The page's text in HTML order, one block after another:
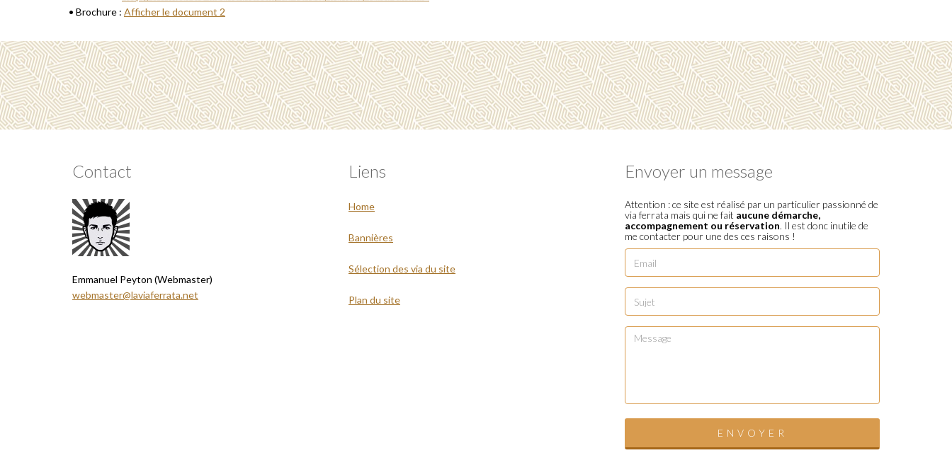
• Brochure : Afficher le document 2
Contact
Emmanuel Peyton (Webmaster)
webmaster@laviaferrata.net
Liens
Home
Bannières
Sélection des via du site
Plan du site
Envoyer un message
Attention : ce site est réalisé par un particulier passionné de
via ferrata mais qui ne fait aucune démarche,
accompagnement ou réservation. Il est donc inutile de
me contacter pour une des ces raisons !